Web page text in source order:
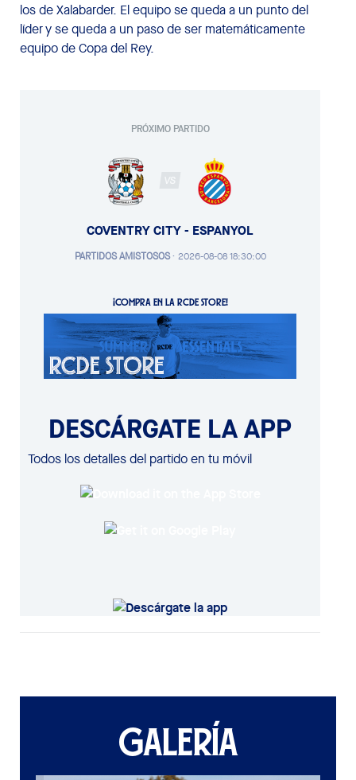
los de Xalabarder. El equipo se queda a un punto del
líder y se queda a un paso de ser matemáticamente
equipo de Copa del Rey.
PRÓXIMO PARTIDO
VS
COVENTRY CITY - ESPANYOL
PARTIDOS AMISTOSOS· 2026-08-08 18:30:00
¡COMPRA EN LA RCDE STORE!
DESCÁRGATE LA APP
Todos los detalles del partido en tu móvil
GALERÍA